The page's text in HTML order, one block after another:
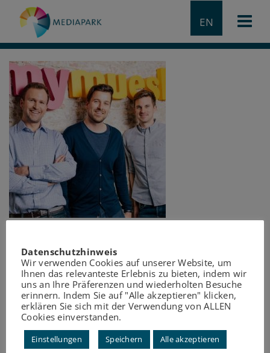
EN
Datenschutzhinweis
Wir verwenden Cookies auf unserer Website, um
Ihnen das relevanteste Erlebnis zu bieten, indem wir
uns an Ihre Präferenzen und wiederholten Besuche
erinnern. Indem Sie auf "Alle akzeptieren" klicken,
erklären Sie sich mit der Verwendung von ALLEN
Cookies einverstanden.
Einstellungen Speichern Alle akzeptieren